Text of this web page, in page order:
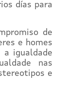
días para
de
e homes
a igualdade
nas
e